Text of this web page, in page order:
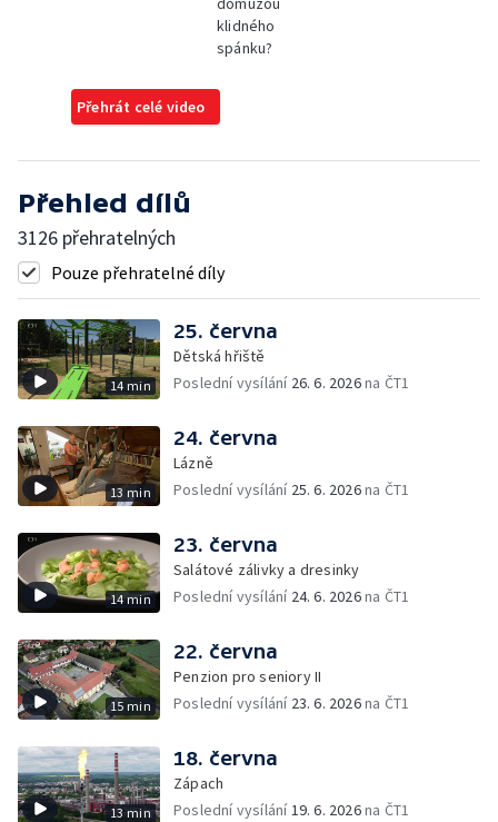
klidného
spánku?
Přehrát celé video
Přehled dílů
3126 přehratelných
Pouze přehratelné díly
14 min
25. června
Dětská hřiště
Poslední vysílání 26. 6. 2026na ČT1
13 min
24. června
Lázně
Poslední vysílání 25. 6. 2026na ČT1
14 min
23. června
Salátové zálivky a dresinky
Poslední vysílání 24. 6. 2026na ČT1
15 min
22. června
Penzion pro seniory II
Poslední vysílání 23. 6. 2026na ČT1
13 min
18. června
Zápach
Poslední vysílání19. 6. 2026na ČT1